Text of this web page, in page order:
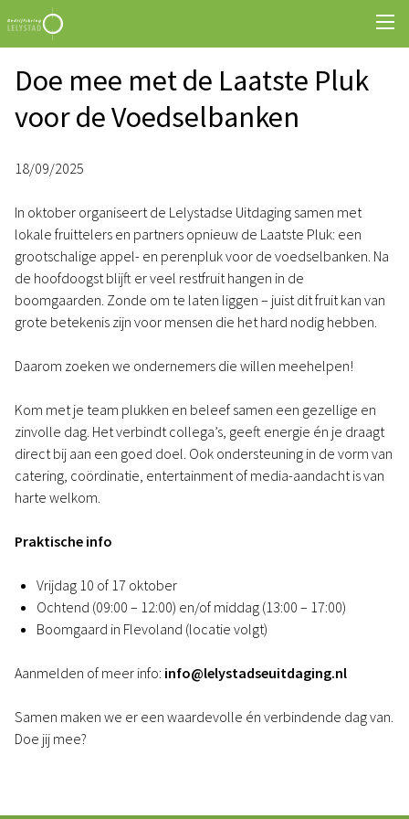
Doe mee met de Laatste Pluk
voor de Voedselbanken
18/09/2025
In oktober organiseert de Lelystadse Uitdaging samen met
lokale fruittelers en partners opnieuw de Laatste Pluk: een
grootschalige appel- en perenpluk voor de voedselbanken. Na
de hoofdoogst blijft er veel restfruit hangen in de
boomgaarden. Zonde om te laten liggen – juist dit fruit kan van
grote betekenis zijn voor mensen die het hard nodig hebben.
Daarom zoeken we ondernemers die willen meehelpen!
Kom met je team plukken en beleef samen een gezellige en
zinvolle dag. Het verbindt collega’s, geeft energie én je draagt
direct bij aan een goed doel. Ook ondersteuning in de vorm van
catering, coördinatie, entertainment of media-aandacht is van
harte welkom.
Praktische info
Vrijdag 10 of 17 oktober
Ochtend (09:00 – 12:00) en/of middag (13:00 – 17:00)
Boomgaard in Flevoland (locatie volgt)
Aanmelden of meer info: info@lelystadseuitdaging.nl
Samen maken we er een waardevolle én verbindende dag van.
Doe jij mee?